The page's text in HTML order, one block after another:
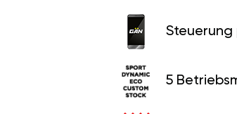
Steuerung
5